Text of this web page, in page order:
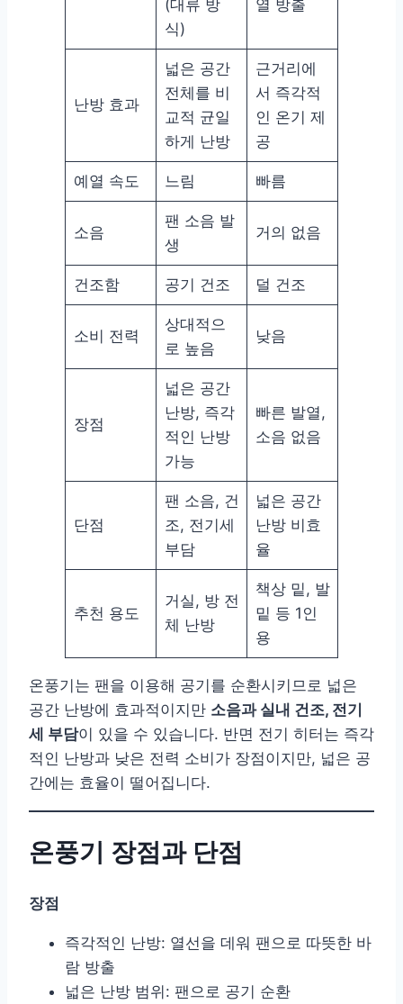
(대류 방
식)
열 방출
난방 효과
넓은 공간
전체를 비
교적 균일
하게 난방
근거리에
서 즉각적
인 온기 제
공
예열 속도 느림 빠름
소음
팬 소음 발
생
거의 없음
건조함 공기 건조 덜 건조
소비 전력
상대적으
로 높음
낮음
장점
넓은 공간
난방, 즉각
적인 난방
가능
빠른 발열,
소음 없음
단점
팬 소음, 건
조, 전기세
부담
넓은 공간
난방 비효
율
추천 용도
거실, 방 전
체 난방
책상 밑, 발
밑 등 1인
용
온풍기는 팬을 이용해 공기를 순환시키므로 넓은
공간 난방에 효과적이지만 소음과 실내 건조, 전기
세 부담이 있을 수 있습니다. 반면 전기 히터는 즉각
적인 난방과 낮은 전력 소비가 장점이지만, 넓은 공
간에는 효율이 떨어집니다.
온풍기 장점과 단점
장점
즉각적인 난방: 열선을 데워 팬으로 따뜻한 바
람 방출
넓은 난방 범위: 팬으로 공기 순환